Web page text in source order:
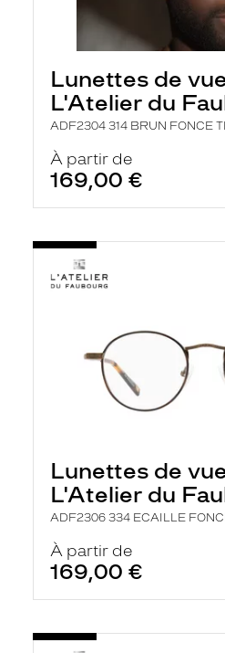
Lunettes de
L'Atelier du
ADF2304 314 BRUN FONCE
À partir de
169,00 €
Lunettes de
L'Atelier du
ADF2306 334 ECAILLE
À partir de
169,00 €